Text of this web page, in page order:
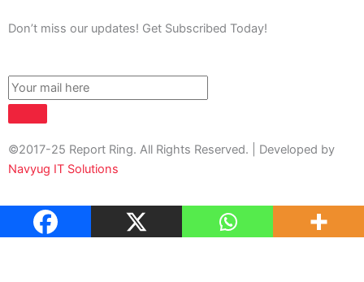
Don’t miss our updates! Get Subscribed Today!
©2017-25 Report Ring. All Rights Reserved. | Developed by
Navyug IT Solutions
About Us